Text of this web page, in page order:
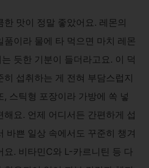
한 맛이 정말 좋았어요. 레몬의
품이라 물에 타 먹으면 마치 레몬
듯한 기분이 들더라고요. 이 덕
히 섭취하는 게 전혀 부담스럽지
, 스틱형 포장이라 가방에 쏙 넣
해요. 언제 어디서든 간편하게 섭
바쁜 일상 속에서도 꾸준히 챙겨
요. 비타민C와 L-카르니틴 등 다